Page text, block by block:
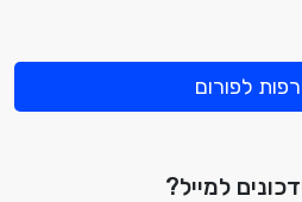
לפורום
למייל?